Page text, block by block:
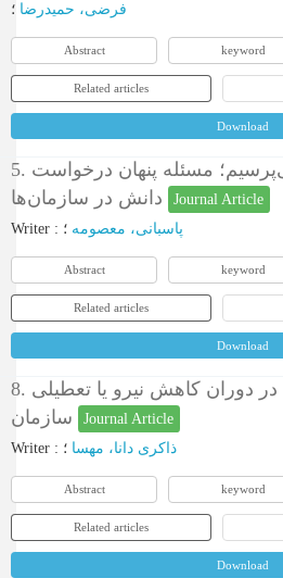
فرضی، حمیدرضا ؛
Abstract keyword
Related articles
Download
5. وقتی مسیر را نمی‌پرسیم؛ مسئله پنهان درخواست
Journal Article
Writer : پاسبانی، معصومه ؛
Abstract keyword
Related articles
Download
8. نقش مدیریت دانش در دوران کاهش نیرو یا تعطیلی
Journal Article
Writer : ذاکری دانا، مهسا ؛
Abstract keyword
Related articles
Download